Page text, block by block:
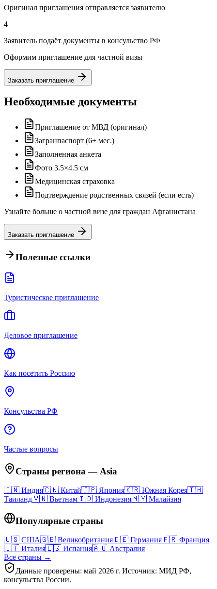
Оригинал приглашения отправляется заявителю
4
Заявитель подаёт документы в консульство РФ
Оформим приглашение для частной визы
Заказать приглашение
Необходимые документы
Приглашение от МВД (оригинал)
Загранпаспорт (6+ мес.)
Заполненная анкета
Фото 3.5×4.5 см
Медицинская страховка
Подтверждение родственных связей (если есть)
Узнайте больше о частной визе для граждан Афганистана
Заказать приглашение
Полезные ссылки
Туристическое приглашение
Деловое приглашение
Как посетить Россию
Консульства РФ
Частые вопросы
Страны региона — Asia
🇮🇳 Индия🇨🇳 Китай🇯🇵 Япония🇰🇷 Южная Корея🇹🇭
Таиланд🇻🇳 Вьетнам🇮🇩 Индонезия🇲🇾 Малайзия
Популярные страны
🇺🇸 США🇬🇧 Великобритания🇩🇪 Германия🇫🇷 Франция
🇮🇹 Италия🇪🇸 Испания🇦🇺 Австралия
Все страны →
Данные проверены: май 2026 г. Источник: МИД РФ,
консульства России.